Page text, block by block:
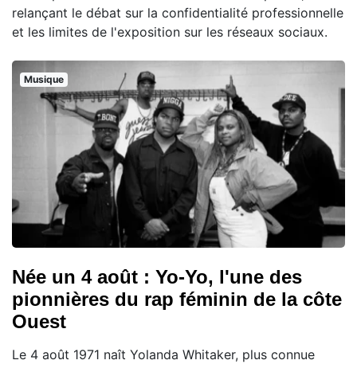
relançant le débat sur la confidentialité professionnelle
et les limites de l'exposition sur les réseaux sociaux.
Musique
Née un 4 août : Yo-Yo, l'une des
pionnières du rap féminin de la côte
Ouest
Le 4 août 1971 naît Yolanda Whitaker, plus connue